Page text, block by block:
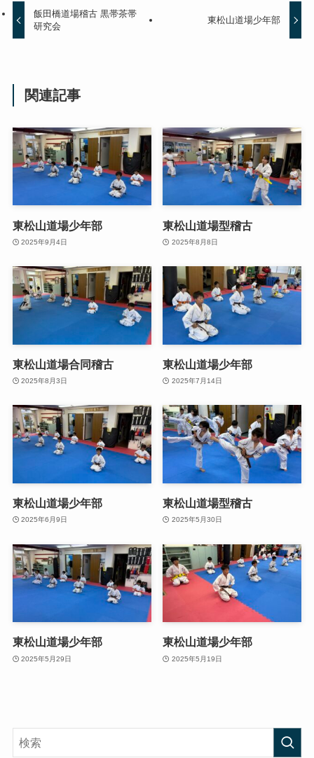
飯田橋道場稽古 黒帯茶帯
研究会
東松山道場少年部
関連記事
東松山道場少年部
2025年9月4日
東松山道場型稽古
2025年8月8日
東松山道場合同稽古
2025年8月3日
東松山道場少年部
2025年7月14日
東松山道場少年部
2025年6月9日
東松山道場型稽古
2025年5月30日
東松山道場少年部
2025年5月29日
東松山道場少年部
2025年5月19日